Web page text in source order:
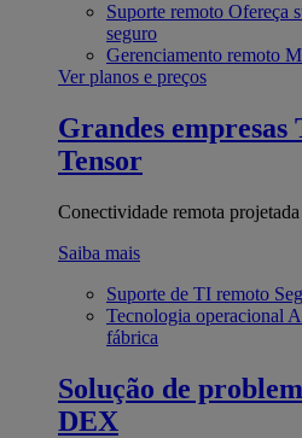
Suporte remoto Ofereça
seguro
Gerenciamento remoto
Ver planos e preços
Grandes empresas
Tensor
Conectividade remota projetada
Saiba mais
Suporte de TI remoto
Tecnologia operacional
fábrica
Solução de
DEX